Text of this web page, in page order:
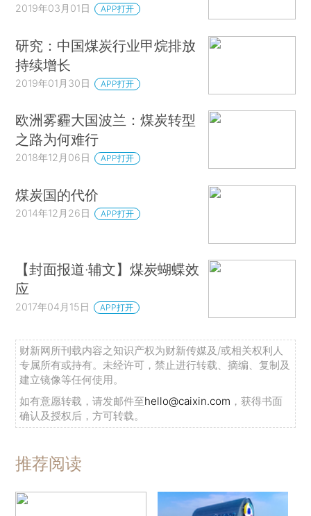
2019年03月01日 APP打开
研究：中国煤炭行业甲烷排放
持续增长
2019年01月30日 APP打开
欧洲雾霾大国波兰：煤炭转型
之路为何难行
2018年12月06日 APP打开
煤炭国的代价
2014年12月26日 APP打开
【封面报道·辅文】煤炭蝴蝶效
应
2017年04月15日 APP打开
财新网所刊载内容之知识产权为财新传媒及/或相关权利人
专属所有或持有。未经许可，禁止进行转载、摘编、复制及
建立镜像等任何使用。
如有意愿转载，请发邮件至hello@caixin.com ，获得书面
确认及授权后，方可转载。
推荐阅读